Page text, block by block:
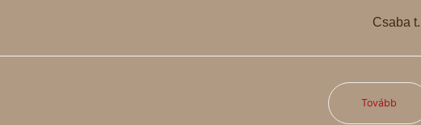
Csaba t.
Tovább